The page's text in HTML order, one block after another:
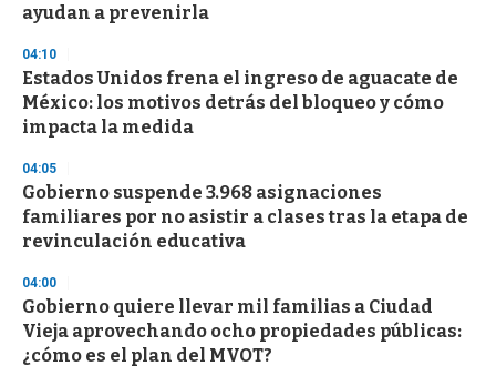
ayudan a prevenirla
04:10
Estados Unidos frena el ingreso de aguacate de
México: los motivos detrás del bloqueo y cómo
impacta la medida
04:05
Gobierno suspende 3.968 asignaciones
familiares por no asistir a clases tras la etapa de
revinculación educativa
04:00
Gobierno quiere llevar mil familias a Ciudad
Vieja aprovechando ocho propiedades públicas:
¿cómo es el plan del MVOT?